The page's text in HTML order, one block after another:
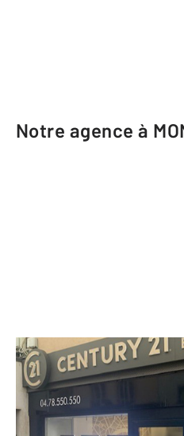
Notre agence à
CENTURY
145